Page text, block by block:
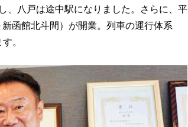
、八戸は途中駅になりました。さらに、平
函館北斗間）が開業。列車の運行体系
。